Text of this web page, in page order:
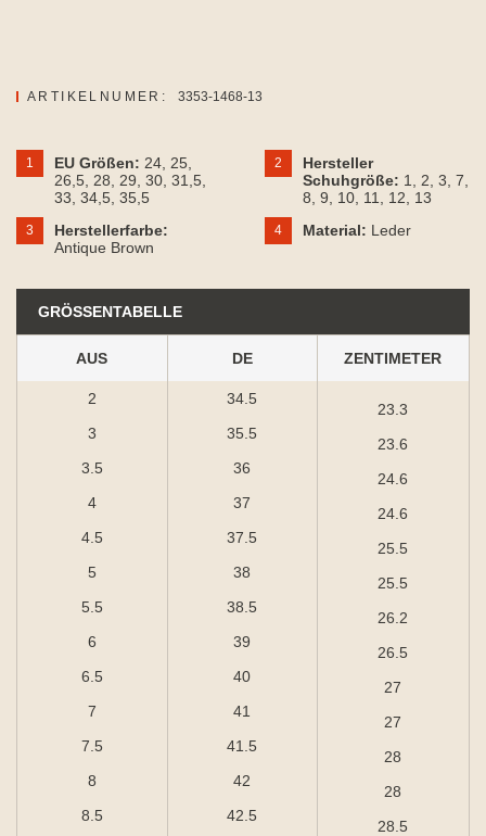
ARTIKELNUMER: 3353-1468-13
1 EU Größen: 24 , 25
26,5 , 28 , 29 , 30 , 31,5
33 , 34,5 , 35,5
2
Hersteller
Schuhgröße: 1 , 2 , 3 , 7
8 , 9 , 10 , 11 , 12 , 13
3
Herstellerfarbe:
Antique Brown
4 Material: Leder
GRÖSSENTABELLE
AUS
2
3
3.5
4
4.5
5
5.5
6
6.5
7
7.5
8
8.5
DE
34.5
35.5
36
37
37.5
38
38.5
39
40
41
41.5
42
42.5
ZENTIMETER
23.3
23.6
24.6
24.6
25.5
25.5
26.2
26.5
27
27
28
28
28.5